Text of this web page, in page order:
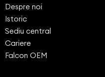
Despre noi
Istoric
Sediu central
Cariere
Falcon OEM